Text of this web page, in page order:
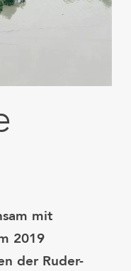
mit
2019
der Ruder-